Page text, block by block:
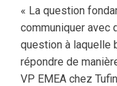
« La question
communiquer avec
question à laquelle
répondre de
VP EMEA chez